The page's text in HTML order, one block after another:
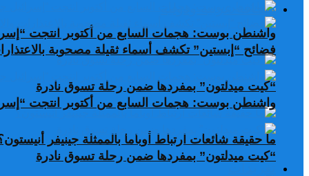
واشنطن بوست: هجمات السابع من أكتوبر انتجت
“كيت ميدلتون” بمفردها ضمن رحلة تسوق نادرة
ما حقيقة شائعات ارتباط أوباما بالممثلة جينيفر
صحافة عربية ودولية
فضائح “إبستين” تكشف أسماء ثقيلة مصحوبة
واشنطن بوست: هجمات السابع من أكتوبر انتجت
“كيت ميدلتون” بمفردها ضمن رحلة تسوق نادرة